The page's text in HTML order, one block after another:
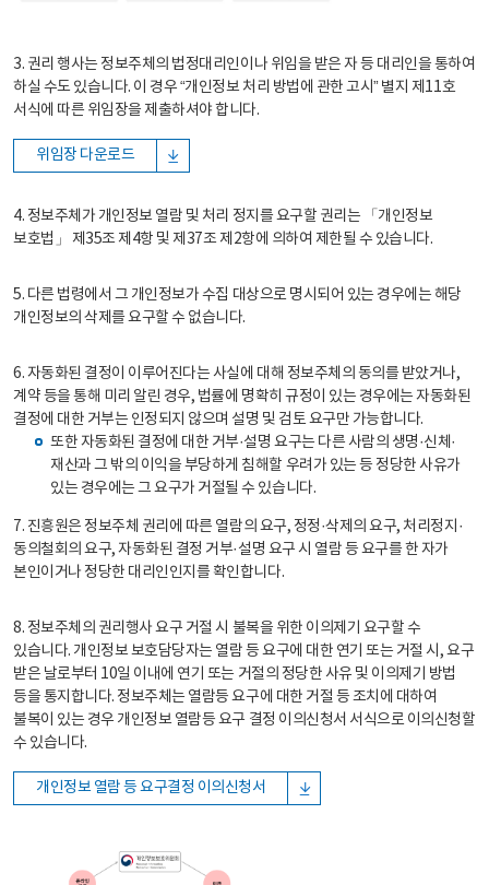
3. 권리 행사는 정보주체의 법정대리인이나 위임을 받은 자 등 대리인을 통하여
하실 수도 있습니다. 이 경우 “개인정보 처리 방법에 관한 고시” 별지 제11호
서식에 따른 위임장을 제출하셔야 합니다.
위임장 다운로드
4. 정보주체가 개인정보 열람 및 처리 정지를 요구할 권리는 「개인정보
보호법」 제35조 제4항 및 제37조 제2항에 의하여 제한될 수 있습니다.
5. 다른 법령에서 그 개인정보가 수집 대상으로 명시되어 있는 경우에는 해당
개인정보의 삭제를 요구할 수 없습니다.
6. 자동화된 결정이 이루어진다는 사실에 대해 정보주체의 동의를 받았거나,
계약 등을 통해 미리 알린 경우, 법률에 명확히 규정이 있는 경우에는 자동화된
결정에 대한 거부는 인정되지 않으며 설명 및 검토 요구만 가능합니다.
또한 자동화된 결정에 대한 거부·설명 요구는 다른 사람의 생명·신체·
재산과 그 밖의 이익을 부당하게 침해할 우려가 있는 등 정당한 사유가
있는 경우에는 그 요구가 거절될 수 있습니다.
7. 진흥원은 정보주체 권리에 따른 열람의 요구, 정정·삭제의 요구, 처리정지·
동의철회의 요구, 자동화된 결정 거부·설명 요구 시 열람 등 요구를 한 자가
본인이거나 정당한 대리인인지를 확인합니다.
8. 정보주체의 권리행사 요구 거절 시 불복을 위한 이의제기 요구할 수
있습니다. 개인정보 보호담당자는 열람 등 요구에 대한 연기 또는 거절 시, 요구
받은 날로부터 10일 이내에 연기 또는 거절의 정당한 사유 및 이의제기 방법
등을 통지합니다. 정보주체는 열람등 요구에 대한 거절 등 조치에 대하여
불복이 있는 경우 개인정보 열람등 요구 결정 이의신청서 서식으로 이의신청할
수 있습니다.
개인정보 열람 등 요구결정 이의신청서